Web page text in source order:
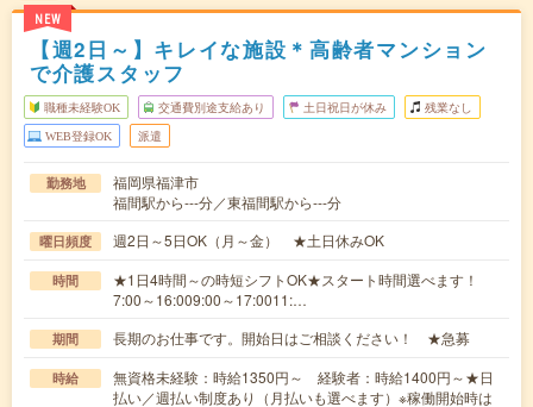
NEW
【週2日～】キレイな施設＊高齢者マンション
で介護スタッフ
職種未経験OK 交通費別途支給あり 土日祝日が休み 残業なし
WEB登録OK 派遣
勤務地
福岡県福津市
福間駅から---分／東福間駅から---分
曜日頻度 週2日～5日OK（月～金） ★土日休みOK
時間
★1日4時間～の時短シフトOK★スタート時間選べます！
7:00～16:009:00～17:0011:…
期間 長期のお仕事です。開始日はご相談ください！ ★急募
時給
無資格未経験：時給1350円～ 経験者：時給1400円～★日
払い／週払い制度あり（月払いも選べます）※稼働開始時は